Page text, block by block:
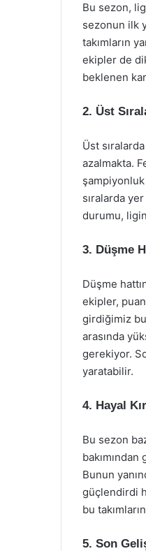
Bu sezon,
sezonun ilk
takımların
ekipler de
beklenen
2. Üst
Üst
azalmakta.
şampiyonluk
sıralarda
durumu,
3. Düşme
Düşme
ekipler,
girdiğimiz
arasında
gerekiyor.
yaratabilir.
4. Hayal
Bu sezon
Bunun
güçlendirdi
bu
5. Son